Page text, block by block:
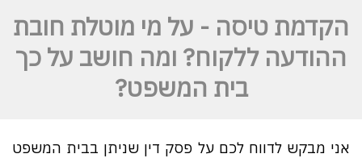
us
הקדמת טיסה - על מי מוטלת חובת
ההודעה ללקוח? ומה חושב על כך
בית המשפט?
אני מבקש לדווח לכם על פסק דין שניתן בבית המשפט